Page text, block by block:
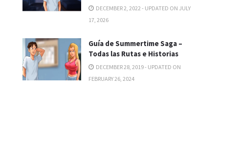
DECEMBER 2, 2022 - UPDATED ON JULY
17, 2026
Guía de Summertime Saga –
Todas las Rutas e Historias
DECEMBER 28, 2019 - UPDATED ON
FEBRUARY 26, 2024